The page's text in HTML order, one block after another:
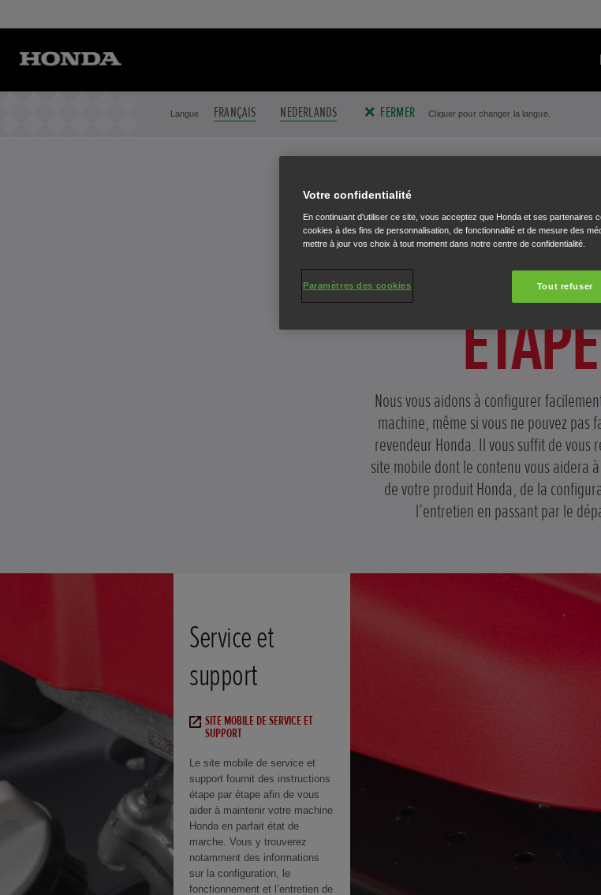
Langue FRANÇAIS NEDERLANDS FERMER Cliquer pour changer la langue.
SERVICE ET SUPPORT POUR LES
UTILISATEURS
GUIDAGE
ÉTAPE
Nous vous aidons à configurer
machine, même si vous ne pouvez pas
revendeur Honda. Il vous suffit de vous
site mobile dont le contenu vous aidera
de votre produit Honda, de la
l’entretien en passant par le
Service et
support
SITE MOBILE DE SERVICE ET
SUPPORT
Le site mobile de service et
support fournit des instructions
étape par étape afin de vous
aider à maintenir votre machine
Honda en parfait état de
marche. Vous y trouverez
notamment des informations
sur la configuration, le
fonctionnement et l’entretien de
Votre confidentialité
En continuant d'utiliser ce site, vous acceptez que Honda et ses partenaires
cookies à des fins de personnalisation, de fonctionnalité et de mesure des
mettre à jour vos choix à tout moment dans notre centre de confidentialité.
Tout refuser
Paramètres des cookies